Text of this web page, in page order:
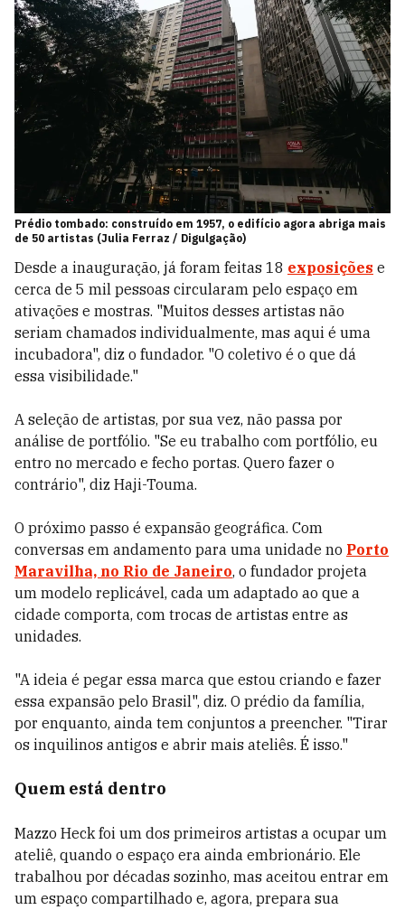
Prédio tombado: construído em 1957, o edifício agora abriga mais
de 50 artistas (Julia Ferraz / Digulgação)
Desde a inauguração, já foram feitas 18 exposições e
cerca de 5 mil pessoas circularam pelo espaço em
ativações e mostras. "Muitos desses artistas não
seriam chamados individualmente, mas aqui é uma
incubadora", diz o fundador. "O coletivo é o que dá
essa visibilidade."
A seleção de artistas, por sua vez, não passa por
análise de portfólio. "Se eu trabalho com portfólio, eu
entro no mercado e fecho portas. Quero fazer o
contrário", diz Haji-Touma.
O próximo passo é expansão geográfica. Com
conversas em andamento para uma unidade no Porto
Maravilha, no Rio de Janeiro, o fundador projeta
um modelo replicável, cada um adaptado ao que a
cidade comporta, com trocas de artistas entre as
unidades.
"A ideia é pegar essa marca que estou criando e fazer
essa expansão pelo Brasil", diz. O prédio da família,
por enquanto, ainda tem conjuntos a preencher. "Tirar
os inquilinos antigos e abrir mais ateliês. É isso."
Quem está dentro
Mazzo Heck foi um dos primeiros artistas a ocupar um
ateliê, quando o espaço era ainda embrionário. Ele
trabalhou por décadas sozinho, mas aceitou entrar em
um espaço compartilhado e, agora, prepara sua